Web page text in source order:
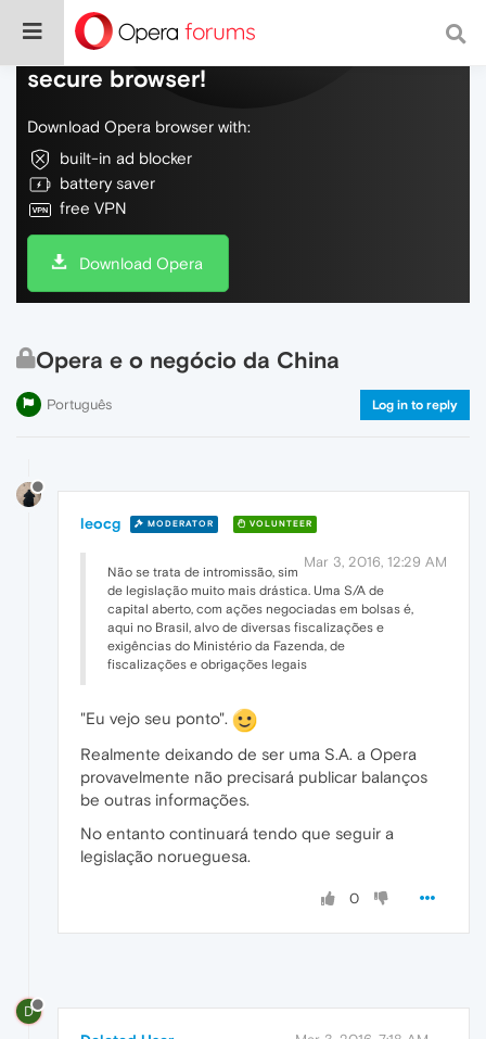
Do more on the web, with a fast and
secure browser!
Download Opera browser with:
built-in ad blocker
battery saver
free VPN
Download Opera
Opera e o negócio da China
Português Log in to reply
leocg MODERATOR VOLUNTEER
Mar 3, 2016, 12:29 AM
Não se trata de intromissão, sim
de legislação muito mais drástica. Uma S/A de
capital aberto, com ações negociadas em bolsas é,
aqui no Brasil, alvo de diversas fiscalizações e
exigências do Ministério da Fazenda, de
fiscalizações e obrigações legais
"Eu vejo seu ponto".
Realmente deixando de ser uma S.A. a Opera
provavelmente não precisará publicar balanços
be outras informações.
No entanto continuará tendo que seguir a
legislação norueguesa.
0
D